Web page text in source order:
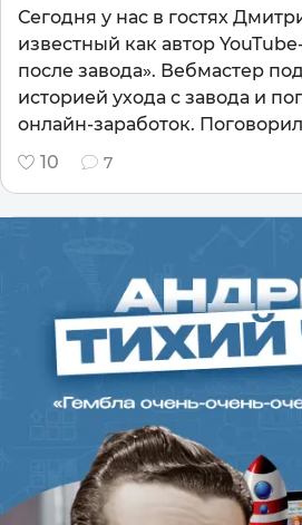
Сегодня у нас в гостях
известный как автор
после завода». Вебмастер
историей ухода с завода и
онлайн-заработок.
10
7